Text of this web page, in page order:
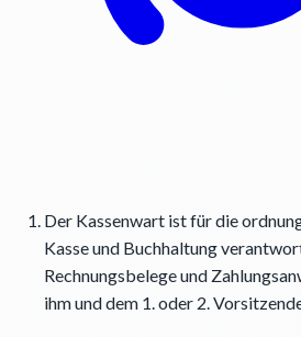
Der Kassenwart ist für die
Kasse und Buchhaltung
Rechnungsbelege und
ihm und dem 1. oder 2.